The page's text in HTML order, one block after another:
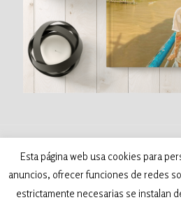
©2026 Patoneando - Blog
derechos reservados.
Samva
Esta página web usa cookies para
anuncios, ofrecer funciones de redes
estrictamente necesarias se instalan